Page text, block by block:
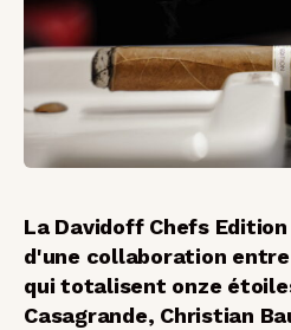
La Davidoff Chefs
d'une collaboration
qui totalisent onze
Casagrande, Christian